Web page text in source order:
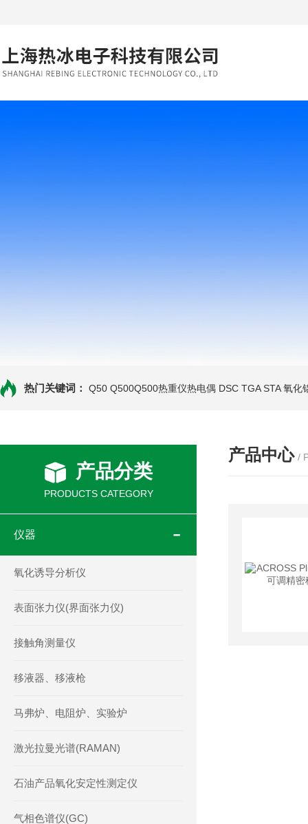
热门关键词： Q50 Q500Q500热重仪热电偶 DSC TGA STA 氧化
产品分类
PRODUCTS CATEGORY
仪器
氧化诱导分析仪
表面张力仪(界面张力仪)
接触角测量仪
移液器、移液枪
马弗炉、电阻炉、实验炉
激光拉曼光谱(RAMAN)
石油产品氧化安定性测定仪
气相色谱仪(GC)
产品中心 /